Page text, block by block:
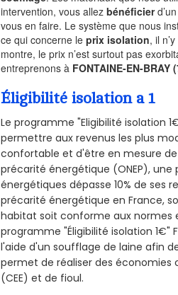
intervention, vous allezbénéficier
vous en faire. Le système que nous
ce qui concerne leprix isolation, il
montre, le prix n’est surtout pas
entreprenons à FONTAINE-EN-BRAY
Éligibilité isolation a 1
Le programme "Eligibilité isolation
permettre aux revenus les plus
confortable et d'être en mesure
précarité énergétique (ONEP),
énergétiques dépasse 10% de ses
précarité énergétique en France,
habitat soit conforme aux normes
programme "Éligibilité isolation 1€"
l'aide d'un soufflage de laine afin
permet de réaliser des
(CEE) et de fioul.